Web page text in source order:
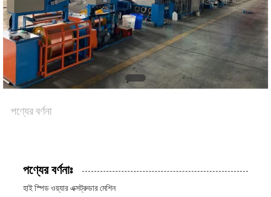
আমাদের
সাথে
যোগাযোগ
মামলা
পণ্যের বর্ণনা
পণ্যের বর্ণনাঃ
হাই স্পিড ওয়্যার এক্সট্রুডার মেশিন